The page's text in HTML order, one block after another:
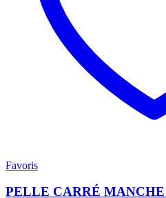
Favoris
PELLE CARRÉ